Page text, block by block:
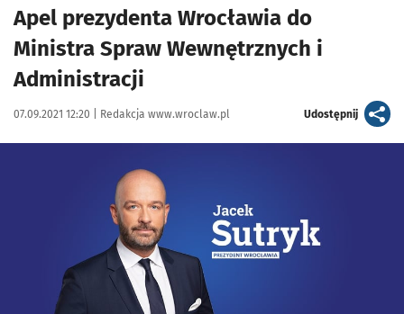
Apel prezydenta Wrocławia do
Ministra Spraw Wewnętrznych i
Administracji
Data publikacji:
07.09.2021 12:20 | Autor:
Redakcja www.wroclaw.pl Udostępnijartykuł